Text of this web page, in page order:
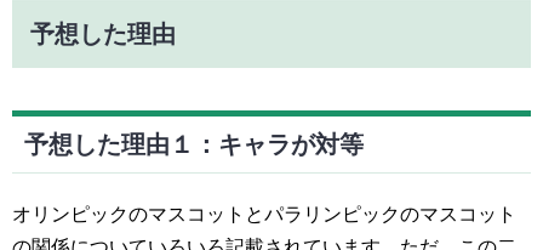
予想した理由
予想した理由１：キャラが対等
オリンピックのマスコットとパラリンピックのマスコット